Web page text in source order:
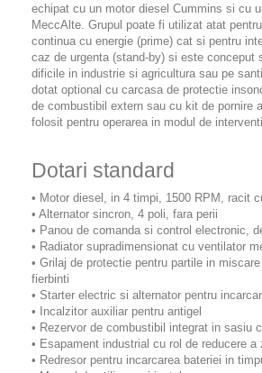
echipat cu un motor diesel Cummins si cu
MeccAlte. Grupul poate fi utilizat atat
continua cu energie (prime) cat si pentru
caz de urgenta (stand-by) si este conceput
dificile in industrie si agricultura sau pe
dotat optional cu carcasa de protectie
de combustibil extern sau cu kit de pornire
folosit pentru operarea in modul de
Dotari standard
• Motor diesel, in 4 timpi, 1500 RPM, racit
• Alternator sincron, 4 poli, fara perii
• Panou de comanda si control electronic,
• Radiator supradimensionat cu ventilator
• Grilaj de protectie pentru partile in
fierbinti
• Starter electric si alternator pentru
• Incalzitor auxiliar pentru antigel
• Rezervor de combustibil integrat in sasiu
• Esapament industrial cu rol de reducere a
• Redresor pentru incarcarea bateriei in